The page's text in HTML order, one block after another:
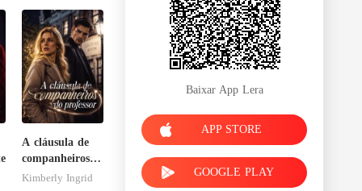
A cláusula de
companheiros
do professor
Kimberly Ingrid
Baixar App Lera
APP STORE
GOOGLE PLAY